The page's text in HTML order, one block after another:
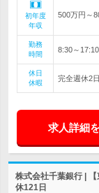
初年度
年収
500万円～
勤務
時間
8:30～
休日
休暇
完全週休2
求人詳細
株式会社千葉銀行 |
休121日